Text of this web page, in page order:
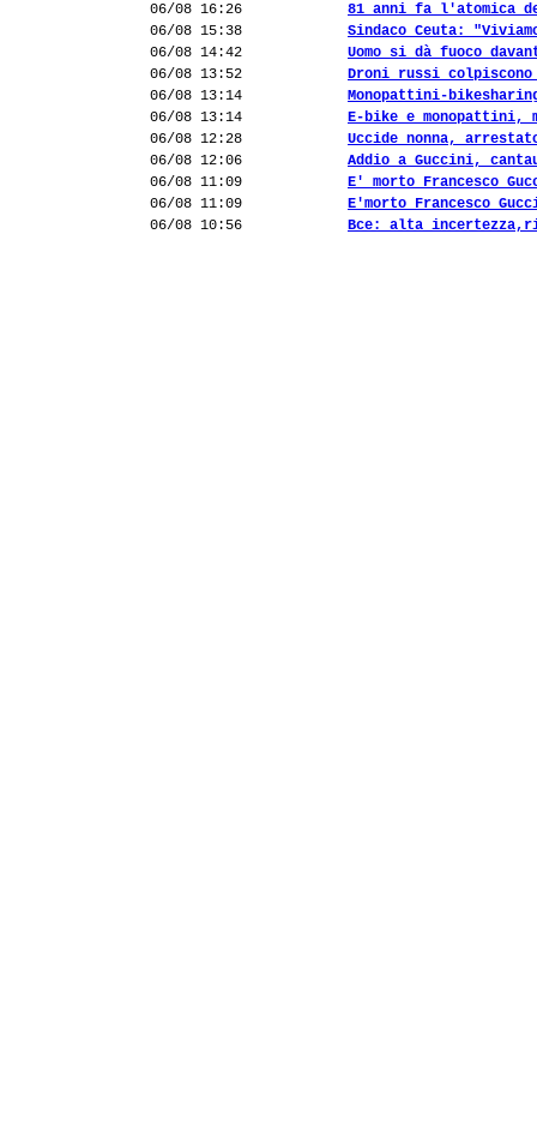
06/08 16:26
81 anni fa l'atomica
06/08 15:38
Sindaco Ceuta:
06/08 14:42
Uomo si dà fuoco
06/08 13:52
Droni russi colpiscono
06/08 13:14
Monopattini-
06/08 13:14
E-bike e monopattini,
06/08 12:28
Uccide nonna,
06/08 12:06
Addio a Guccini,
06/08 11:09
E' morto Francesco
06/08 11:09
E'morto Francesco
06/08 10:56
Bce: alta